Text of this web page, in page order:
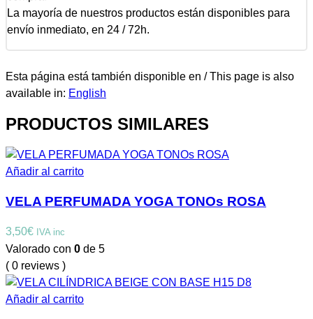
La mayoría de nuestros productos están disponibles para
envío inmediato, en 24 / 72h.
Esta página está también disponible en / This page is also
available in: English
PRODUCTOS SIMILARES
Añadir al carrito
VELA PERFUMADA YOGA TONOs ROSA
3,50€ IVA inc
Valorado con 0 de 5
( 0 reviews )
Añadir al carrito